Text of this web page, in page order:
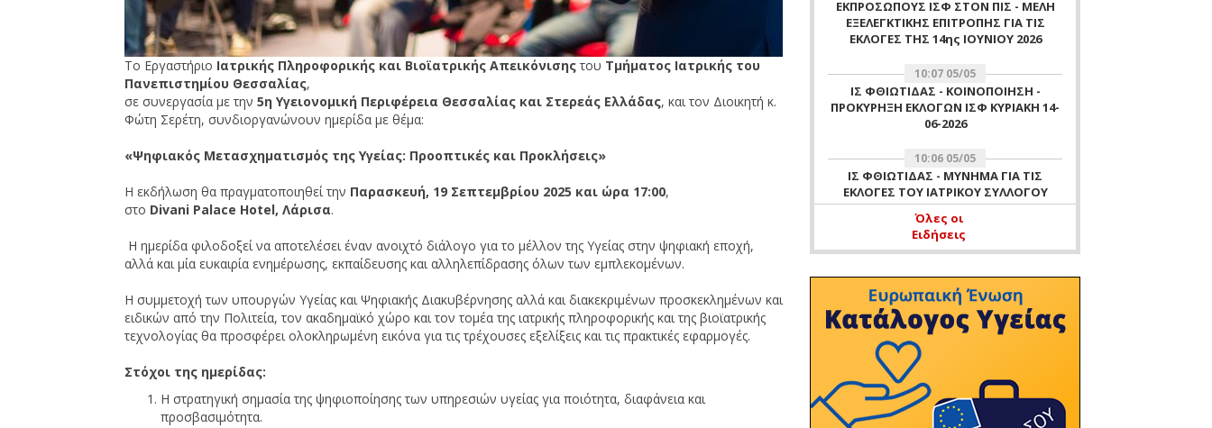
Το Εργαστήριο Ιατρικής Πληροφορικής και Βιοϊατρικής Απεικόνισης του Τμήματος Ιατρικής του
Πανεπιστημίου Θεσσαλίας,
σε συνεργασία με την 5η Υγειονομική Περιφέρεια Θεσσαλίας και Στερεάς Ελλάδας, και τον Διοικητή κ.
Φώτη Σερέτη, συνδιοργανώνουν ημερίδα με θέμα:
«Ψηφιακός Μετασχηματισμός της Υγείας: Προοπτικές και Προκλήσεις»
Η εκδήλωση θα πραγματοποιηθεί την Παρασκευή, 19 Σεπτεμβρίου 2025 και ώρα 17:00,
στο Divani Palace Hotel, Λάρισα.
Η ημερίδα φιλοδοξεί να αποτελέσει έναν ανοιχτό διάλογο για το μέλλον της Υγείας στην ψηφιακή εποχή,
αλλά και μία ευκαιρία ενημέρωσης, εκπαίδευσης και αλληλεπίδρασης όλων των εμπλεκομένων.
Η συμμετοχή των υπουργών Υγείας και Ψηφιακής Διακυβέρνησης αλλά και διακεκριμένων προσκεκλημένων και
ειδικών από την Πολιτεία, τον ακαδημαϊκό χώρο και τον τομέα της ιατρικής πληροφορικής και της βιοϊατρικής
τεχνολογίας θα προσφέρει ολοκληρωμένη εικόνα για τις τρέχουσες εξελίξεις και τις πρακτικές εφαρμογές.
Στόχοι της ημερίδας:
Η στρατηγική σημασία της ψηφιοποίησης των υπηρεσιών υγείας για ποιότητα, διαφάνεια και
προσβασιμότητα.
ΕΚΠΡΟΣΩΠΟΥΣ ΙΣΦ ΣΤΟΝ ΠΙΣ - ΜΕΛΗ
ΕΞΕΛΕΓΚΤΙΚΗΣ ΕΠΙΤΡΟΠΗΣ ΓΙΑ ΤΙΣ
ΕΚΛΟΓΕΣ ΤΗΣ 14ης ΙΟΥΝΙΟΥ 2026
10:07 05/05
ΙΣ ΦΘΙΩΤΙΔΑΣ - ΚΟΙΝΟΠΟΙΗΣΗ -
ΠΡΟΚΥΡΗΞΗ ΕΚΛΟΓΩΝ ΙΣΦ ΚΥΡΙΑΚΗ 14-
06-2026
10:06 05/05
ΙΣ ΦΘΙΩΤΙΔΑΣ - ΜΥΝΗΜΑ ΓΙΑ ΤΙΣ
ΕΚΛΟΓΕΣ ΤΟΥ ΙΑΤΡΙΚΟΥ ΣΥΛΛΟΓΟΥ
ΦΘΙΩΤΙΔΑΣ ΤΗΣ 14 ΙΟΥΝΙΟΥ 2026
11:51 16/04
ΕΚΛΟΓΗ ΜΕΛΟΥΣ ΕΞΕΛΕΓΚΤΙΚΗΣ
ΕΠΙΤΡΟΠΗΣ ΙΣΦ 16 ΑΠΡΙΛΙΟΥ 2026 -
ΕΝΗΜΕΡΩΣΗ ΜΗ ΛΕΙΤΟΥΡΓΙΑΣ
ΓΡΑΦΕΙΩΝ ΙΣΦ ΤΗΝ 16-04-2026 ΛΟΓΩ
ΔΙΕΝΕΡΓΕΙΑΣ ΑΡΧΑΙΡΕΣΙΩΝ ΤΟΥ
ΣΥΛΛΟΓΟΥ
10:37 11/04
ΙΣ ΦΘΙΩΤΙΔΑΣ - ΕΥΧΕΣ
Όλες οι
Ειδήσεις